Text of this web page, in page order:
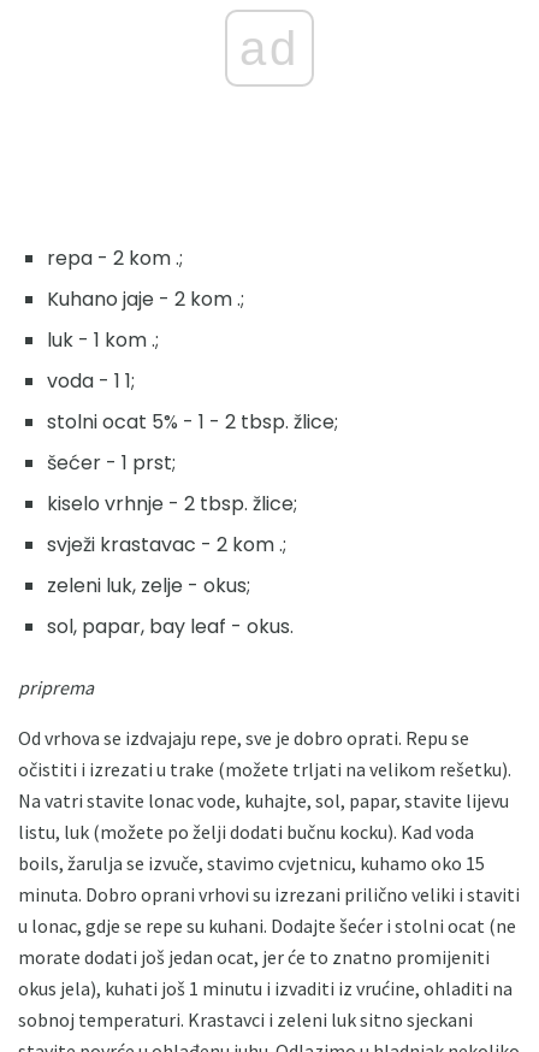
ad
repa - 2 kom .;
Kuhano jaje - 2 kom .;
luk - 1 kom .;
voda - 1 1;
stolni ocat 5% - 1 - 2 tbsp. žlice;
šećer - 1 prst;
kiselo vrhnje - 2 tbsp. žlice;
svježi krastavac - 2 kom .;
zeleni luk, zelje - okus;
sol, papar, bay leaf - okus.
priprema
Od vrhova se izdvajaju repe, sve je dobro oprati. Repu se
očistiti i izrezati u trake (možete trljati na velikom rešetku).
Na vatri stavite lonac vode, kuhajte, sol, papar, stavite lijevu
listu, luk (možete po želji dodati bučnu kocku). Kad voda
boils, žarulja se izvuče, stavimo cvjetnicu, kuhamo oko 15
minuta. Dobro oprani vrhovi su izrezani prilično veliki i staviti
u lonac, gdje se repe su kuhani. Dodajte šećer i stolni ocat (ne
morate dodati još jedan ocat, jer će to znatno promijeniti
okus jela), kuhati još 1 minutu i izvaditi iz vrućine, ohladiti na
sobnoj temperaturi. Krastavci i zeleni luk sitno sjeckani